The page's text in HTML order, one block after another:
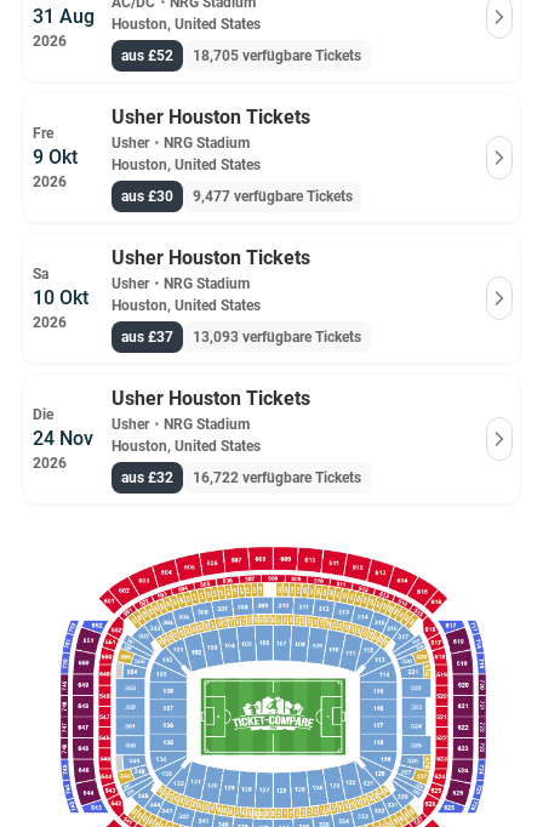
31 Aug
2026
Houston, United States
aus £52
18,705 verfügbare Tickets
Fre
9 Okt
2026
Usher Houston Tickets
Usher・ NRG Stadium
Houston, United States
aus £30
9,477 verfügbare Tickets
Sa
10 Okt
2026
Usher Houston Tickets
Usher・ NRG Stadium
Houston, United States
aus £37
13,093 verfügbare Tickets
Die
24 Nov
2026
Usher Houston Tickets
Usher・ NRG Stadium
Houston, United States
aus £32
16,722 verfügbare Tickets